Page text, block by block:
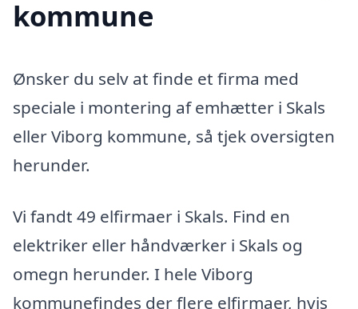
kommune
Ønsker du selv at finde et firma med
speciale i montering af emhætter i Skals
eller Viborg kommune, så tjek oversigten
herunder.
Vi fandt 49 elfirmaer i Skals. Find en
elektriker eller håndværker i Skals og
omegn herunder. I hele Viborg
kommunefindes der flere elfirmaer, hvis